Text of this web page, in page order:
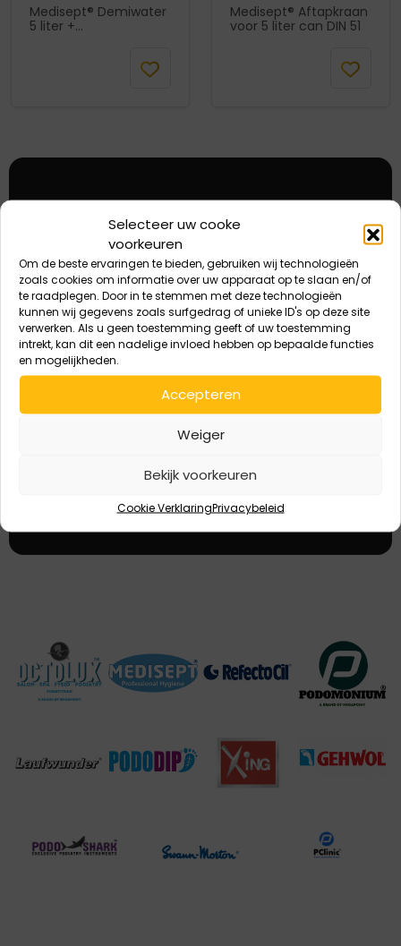
Selecteer uw cooke
voorkeuren
Om de beste ervaringen te bieden, gebruiken wij technologieën
zoals cookies om informatie over uw apparaat op te slaan en/of
te raadplegen. Door in te stemmen met deze technologieën
kunnen wij gegevens zoals surfgedrag of unieke ID's op deze site
verwerken. Als u geen toestemming geeft of uw toestemming
intrekt, kan dit een nadelige invloed hebben op bepaalde functies
en mogelijkheden.
Accepteren
Weiger
Bekijk voorkeuren
Cookie VerklaringPrivacybeleid
Medisept® Demiwater
5 liter +
Medisept® Aftapkraan
voor 5 liter can DIN 51
5% korting eenmalig
eerste aankoop
Deze korting is eenmalig geldig bij de eerste
aankoop.
E-
gegevens worden verzameld en opgeslagen conform AVG